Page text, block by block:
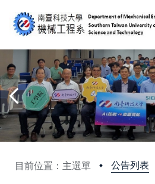
目前位置：主選單 公告列表
:::